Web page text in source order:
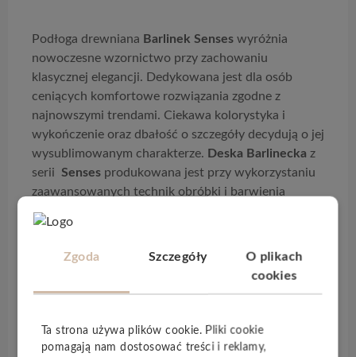
Podłoga drewniana Barlinek Senses wyróżnia
nowoczesne wzornictwo przy zachowaniu
klasycznej elegancji. Dedykowana jest dla osób
ceniących komfortowe rozwiązania zgodne z
najnowszymi trendami. Ciekawa kolorystyka i
wykończenie oraz dbałość o szczegóły decydują o jej
wysublimowanym charakterze. Deska Barlinecka z
serii Senses produkowana jest przy wykorzystaniu
zaawansowanych technik obróbki i barwienia
drewna. Wyprodukowana z twardego drewna
dębowego, wyróżnia się
. Na szczotkowanej podłodze utrzymanej w
takim charakterze nie znać tak zabrudzeń, rys i
podłogowymoraz posiadają onefazowanie 2-
stronne.
Zgoda Szczegóły
O plikach
cookies
Ta strona używa plików cookie. Pliki cookie
pomagają nam dostosować treści i reklamy,